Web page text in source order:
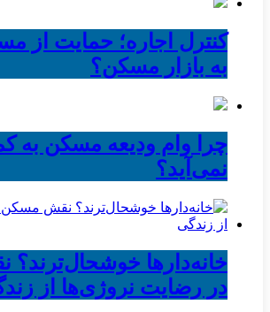
کنترل اجاره؛ حمایت از
به بازار مسکن؟
چرا وام ودیعه مسکن به
نمی‌آید؟
خانه‌دارها
در رضایت نروژی‌ها از